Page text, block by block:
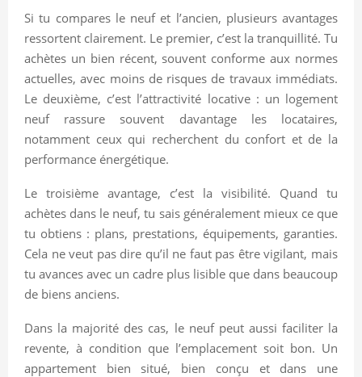
Si tu compares le neuf et l’ancien, plusieurs avantages
ressortent clairement. Le premier, c’est la tranquillité. Tu
achètes un bien récent, souvent conforme aux normes
actuelles, avec moins de risques de travaux immédiats.
Le deuxième, c’est l’attractivité locative : un logement
neuf rassure souvent davantage les locataires,
notamment ceux qui recherchent du confort et de la
performance énergétique.
Le troisième avantage, c’est la visibilité. Quand tu
achètes dans le neuf, tu sais généralement mieux ce que
tu obtiens : plans, prestations, équipements, garanties.
Cela ne veut pas dire qu’il ne faut pas être vigilant, mais
tu avances avec un cadre plus lisible que dans beaucoup
de biens anciens.
Dans la majorité des cas, le neuf peut aussi faciliter la
revente, à condition que l’emplacement soit bon. Un
appartement bien situé, bien conçu et dans une